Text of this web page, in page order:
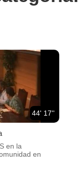
44' 17''
en la
en